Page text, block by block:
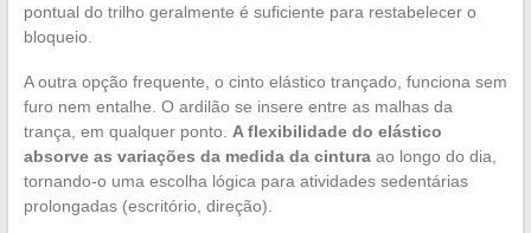
pontual do trilho geralmente é suficiente para restabelecer o
bloqueio.
A outra opção frequente, o cinto elástico trançado, funciona sem
furo nem entalhe. O ardilão se insere entre as malhas da
trança, em qualquer ponto. A flexibilidade do elástico
absorve as variações da medida da cinturaao longo do dia,
tornando-o uma escolha lógica para atividades sedentárias
prolongadas (escritório, direção).